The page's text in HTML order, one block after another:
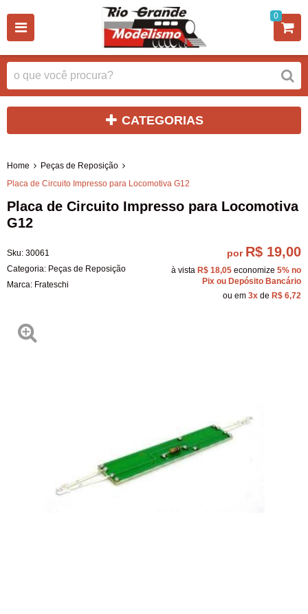
0
CATEGORIAS
Home
Peças de Reposição
Placa de Circuito Impresso para Locomotiva G12
Placa de Circuito Impresso para Locomotiva
G12
Sku: 30061
Categoria: Peças de Reposição
Marca: Frateschi
por R$ 19,00
à vista R$ 18,05 economize 5% no
Pix ou Depósito Bancário
ou em 3x de R$ 6,72